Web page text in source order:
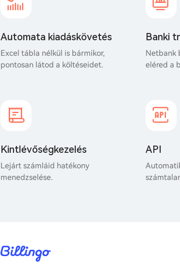
Automata kiadáskövetés
Excel tábla nélkül is bármikor,
pontosan látod a költéseidet.
Banki
Netbank
eléred a
Kintlévőségkezelés
Lejárt számláid hatékony
menedzselése.
API